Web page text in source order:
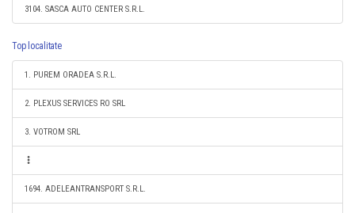
3104. SASCA AUTO CENTER S.R.L.
Top localitate
1. PUREM ORADEA S.R.L.
2. PLEXUS SERVICES RO SRL
3. VOTROM SRL
1694. ADELEANTRANSPORT S.R.L.